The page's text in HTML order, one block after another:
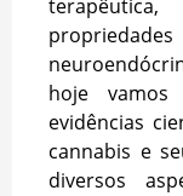
hoje
evidências
cannabis e
diversos